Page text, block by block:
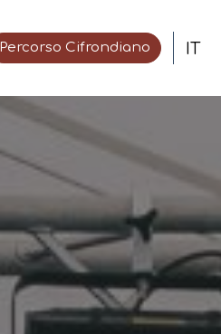
Percorso Cifrondiano IT